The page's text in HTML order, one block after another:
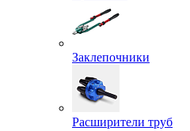
Заклепочники
Расширители труб